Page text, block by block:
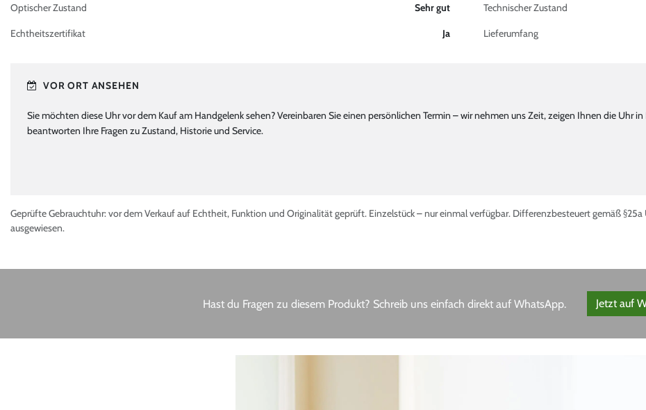
Optischer Zustand Sehr gut Technischer Zustand
Echtheitszertifikat Ja Lieferumfang
VOR ORT ANSEHEN
Sie möchten diese Uhr vor dem Kauf am Handgelenk sehen? Vereinbaren Sie einen persönlichen Termin – wir nehmen uns Zeit, zeigen Ihnen die Uhr in
beantworten Ihre Fragen zu Zustand, Historie und Service.
Geprüfte Gebrauchtuhr: vor dem Verkauf auf Echtheit, Funktion und Originalität geprüft. Einzelstück – nur einmal verfügbar. Differenzbesteuert gemäß
ausgewiesen.
Hast du Fragen zu diesem Produkt? Schreib uns einfach direkt auf WhatsApp. Jetzt auf